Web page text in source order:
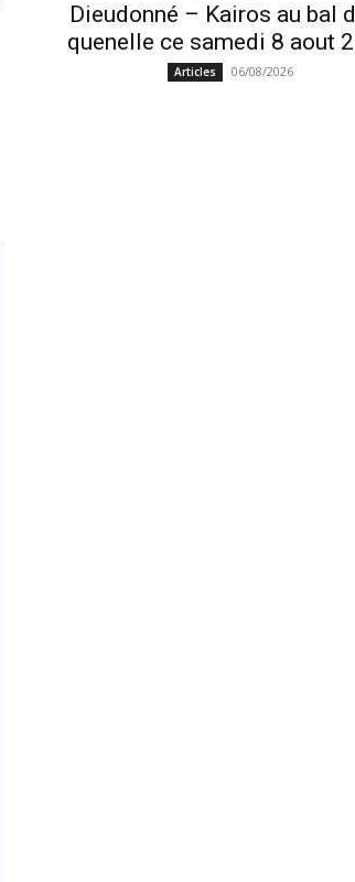
Dieudonné – Kairos au bal
quenelle ce samedi 8 aout
Articles 06/08/2026